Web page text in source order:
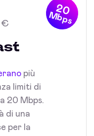
20
Mbps
€
più
limiti di
20 Mbps.
di una
per la